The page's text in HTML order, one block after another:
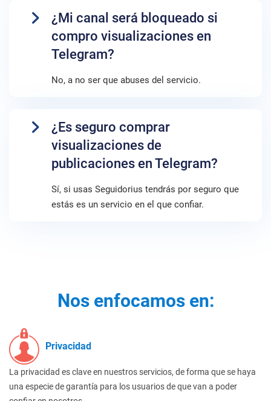
¿Mi canal será bloqueado si
compro visualizaciones en
Telegram?
No, a no ser que abuses del servicio.
¿Es seguro comprar
visualizaciones de
publicaciones en Telegram?
Sí, si usas Seguidorius tendrás por seguro que
estás es un servicio en el que confiar.
Nos enfocamos en:
Privacidad
La privacidad es clave en nuestros servicios, de forma que se haya
una especie de garantía para los usuarios de que van a poder